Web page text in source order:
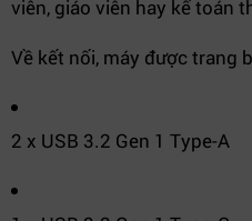
viên, giáo viên hay kế toán
Về kết nối, máy được trang
2 x USB 3.2 Gen 1 Type-A